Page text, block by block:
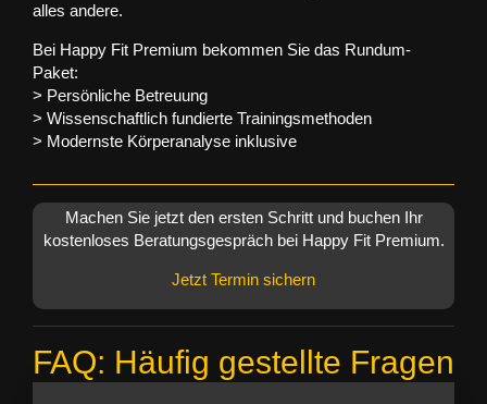
alles andere.
Bei Happy Fit Premium bekommen Sie das Rundum-
Paket:
> Persönliche Betreuung
> Wissenschaftlich fundierte Trainingsmethoden
> Modernste Körperanalyse inklusive
Machen Sie jetzt den ersten Schritt und buchen Ihr
kostenloses Beratungsgespräch bei Happy Fit Premium.
Jetzt Termin sichern
FAQ: Häufig gestellte Fragen